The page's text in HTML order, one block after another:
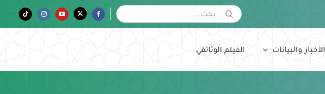
البحث
عن:
Facebook
Twitter
YouTube
Instagram
Tiktok
الأخبار والبيانات الفيلم الوثائقي